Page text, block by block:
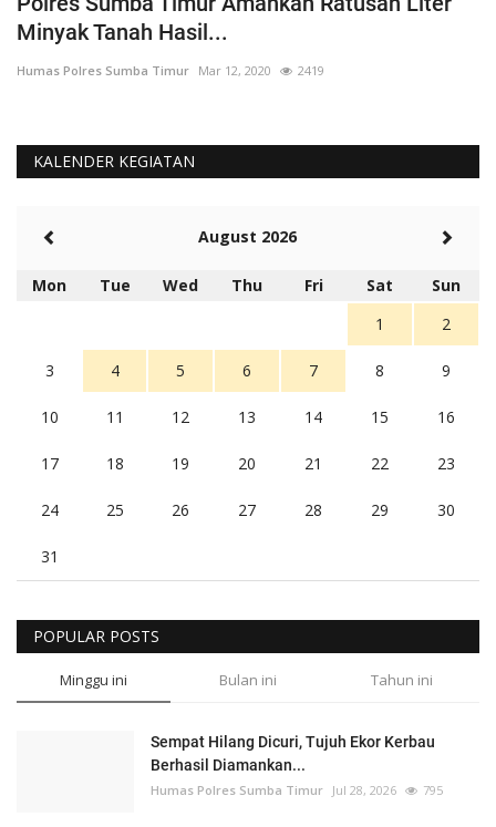
Minyak Tanah Hasil...
Humas Polres Sumba Timur Mar 12, 2020 2419
KALENDER KEGIATAN
August 2026
Mon Tue Wed Thu Fri Sat
Sun
1
2
3 4 5 6 7 8 9
10 11 12 13 14 15 16
17 18 19 20 21 22 23
24 25 26 27 28 29 30
31
POPULAR POSTS
Minggu ini Bulan ini Tahun ini
Sempat Hilang Dicuri, Tujuh Ekor Kerbau
Berhasil Diamankan...
Humas Polres Sumba Timur Jul 28, 2026 795